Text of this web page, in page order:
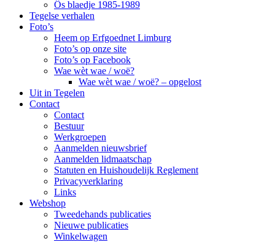
Ôs blaedje 1985-1989
Tegelse verhalen
Foto’s
Heem op Erfgoednet Limburg
Foto’s op onze site
Foto’s op Facebook
Wae wèt wae / woë?
Wae wèt wae / woë? – opgelost
Uit in Tegelen
Contact
Contact
Bestuur
Werkgroepen
Aanmelden nieuwsbrief
Aanmelden lidmaatschap
Statuten en Huishoudelijk Reglement
Privacyverklaring
Links
Webshop
Tweedehands publicaties
Nieuwe publicaties
Winkelwagen